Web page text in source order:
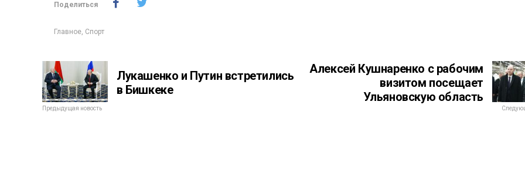
Поделиться
Главное, Спорт
Лукашенко и Путин встретились
в Бишкеке
Предыдущая новость
Алексей Кушнаренко с рабочим
визитом посещает
Ульяновскую область